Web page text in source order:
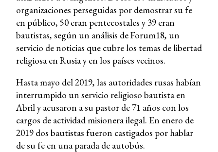
organizaciones perseguidas por demostrar su fe
en público, 50 eran pentecostales y 39 eran
bautistas, según un análisis de Forum18, un
servicio de noticias que cubre los temas de libertad
religiosa en Rusia y en los países vecinos.
Hasta mayo del 2019, las autoridades rusas habían
interrumpido un servicio religioso bautista en
Abril y acusaron a su pastor de 71 años con los
cargos de actividad misionera ilegal. En enero de
2019 dos bautistas fueron castigados por hablar
de su fe en una parada de autobús.